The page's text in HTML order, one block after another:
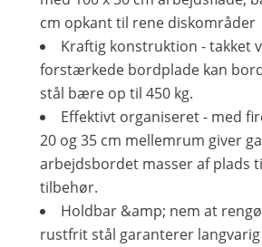
cm opkant til rene diskområder
Kraftig konstruktion - takket
forstærkede bordplade kan
stål bære op til 450 kg.
Effektivt organiseret - med
20 og 35 cm mellemrum giver
arbejdsbordet masser af plads
tilbehør.
Holdbar &amp; nem at
rustfrit stål garanterer